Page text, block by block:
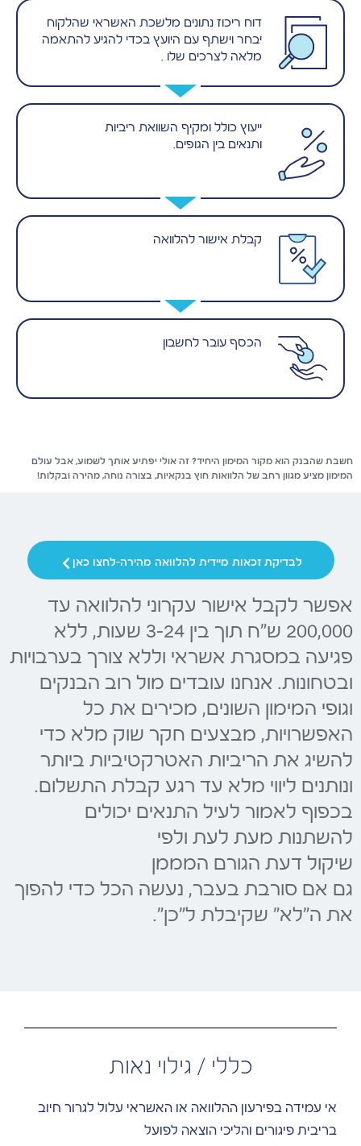
דוח ריכוז נתונים מלשכת האשראי שהלקוח
יבחר וישתף עם היועץ בכדי להגיע להתאמה
מלאה לצרכים שלו .
ייעוץ כולל ומקיף השוואת ריביות
ותנאים בין הגופים.
קבלת אישור להלוואה
הכסף עובר לחשבון
חשבת שהבנק הוא מקור המימון היחיד? זה אולי יפתיע אותך לשמוע, אבל עולם
המימון מציע מגוון רחב של הלוואות חוץ בנקאיות, בצורה נוחה, מהירה ובקלות!
לבדיקת זכאות מיידית להלוואה מהירה-לחצו כאן
אפשר לקבל אישור עקרוני להלוואה עד
200,000 ש"ח תוך בין 3-24 שעות, ללא
פגיעה במסגרת אשראי וללא צורך בערבויות
ובטחונות. אנחנו עובדים מול רוב הבנקים
וגופי המימון השונים, מכירים את כל
האפשרויות, מבצעים חקר שוק מלא כדי
להשיג את הריביות האטרקטיביות ביותר
ונותנים ליווי מלא עד רגע קבלת התשלום.
בכפוף לאמור לעיל התנאים יכולים
להשתנות מעת לעת ולפי
שיקול דעת הגורם המממן
גם אם סורבת בעבר, נעשה הכל כדי להפוך
את ה"לא" שקיבלת ל"כן".
כללי / גילוי נאות
אי עמידה בפירעון ההלוואה או האשראי עלול לגרור חיוב
בריבית פיגורים והליכי הוצאה לפועל